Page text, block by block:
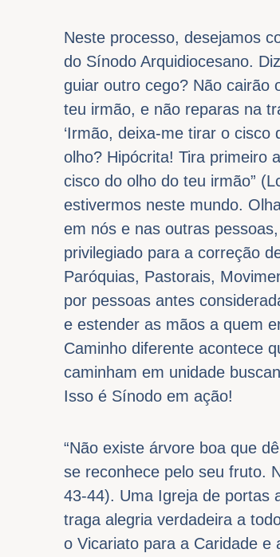
Neste processo, desejamos
do Sínodo Arquidiocesano.
guiar outro cego? Não cairão
teu irmão, e não reparas na
‘Irmão, deixa-me tirar o
olho? Hipócrita! Tira primeiro
cisco do olho do teu irmão”
estivermos neste mundo.
em nós e nas outras
privilegiado para a correção
Paróquias, Pastorais,
por pessoas antes
e estender as mãos a quem
Caminho diferente acontece
caminham em unidade
Isso é Sínodo em ação!
“Não existe árvore boa que
se reconhece pelo seu fruto.
43-44). Uma Igreja de portas
traga alegria verdadeira a
o Vicariato para a Caridade e